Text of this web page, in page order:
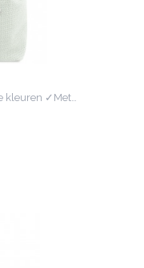
kleuren ✓Met…